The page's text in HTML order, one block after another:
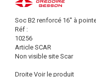
Soc B2 renforcé 16'' à
Réf :
10256
Article SCAR
Non visible site Scar
Droite Voir le produit